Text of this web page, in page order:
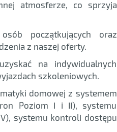
atmosferze, co sprzyja
początkujących oraz
z naszej oferty.
na indywidualnych
szkoleniowych.
domowej z systemem
Poziom I i II), systemu
systemu kontroli dostępu